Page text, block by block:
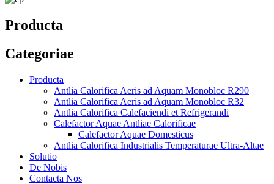
Producta
Categoriae
Producta
Antlia Calorifica Aeris ad Aquam Monobloc R290
Antlia Calorifica Aeris ad Aquam Monobloc R32
Antlia Calorifica Calefaciendi et Refrigerandi
Calefactor Aquae Antliae Calorificae
Calefactor Aquae Domesticus
Antlia Calorifica Industrialis Temperaturae Ultra-Altae
Solutio
De Nobis
Contacta Nos